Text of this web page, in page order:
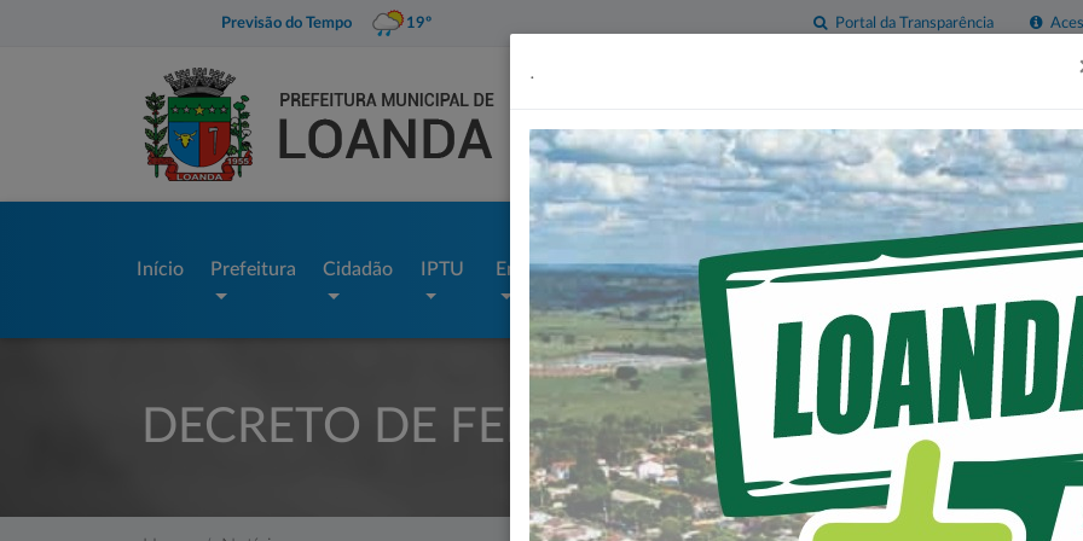
Previsão do Tempo 19º Portal da Transparência
Início Prefeitura Cidadão IPTU Empresas Imprensa Servidor Contatos
Sala do
Empreendedor
DECRETO DE FERIADOS E PONTOS
.